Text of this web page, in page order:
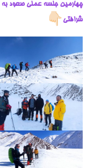
شرافتی